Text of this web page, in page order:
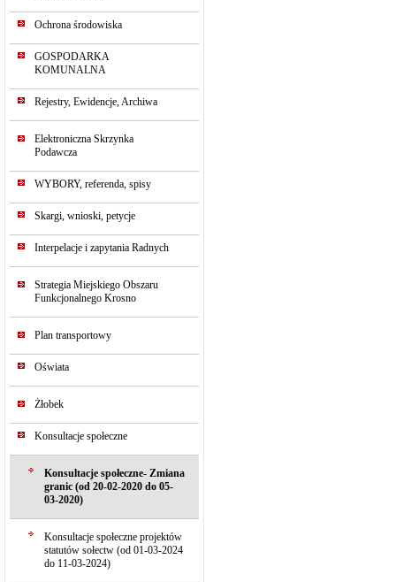
Ochrona środowiska
GOSPODARKA
KOMUNALNA
Rejestry, Ewidencje, Archiwa
Elektroniczna Skrzynka
Podawcza
WYBORY, referenda, spisy
Skargi, wnioski, petycje
Interpelacje i zapytania Radnych
Strategia Miejskiego Obszaru
Funkcjonalnego Krosno
Plan transportowy
Oświata
Żłobek
Konsultacje społeczne
Konsultacje społeczne- Zmiana
granic (od 20-02-2020 do 05-
03-2020)
Konsultacje społeczne projektów
statutów sołectw (od 01-03-2024
do 11-03-2024)